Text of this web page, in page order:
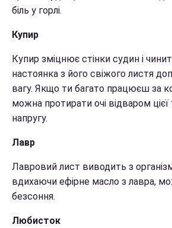
біль у горлі.
Купир
Купир зміцнює стінки судин і
настоянка з його свіжого листя
вагу. Якщо ти багато працюєш за
можна протирати очі відваром
напругу.
Лавр
Лавровий лист виводить з
вдихаючи ефірне масло з лавра,
безсоння.
Любисток